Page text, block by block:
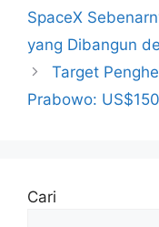
SpaceX
yang Dibangun
Target
Prabowo:
Cari